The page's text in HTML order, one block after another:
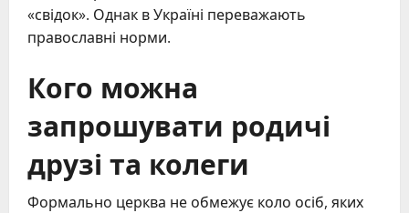
«свідок». Однак в Україні переважають
православні норми.
Кого можна
запрошувати родичі
друзі та колеги
Формально церква не обмежує коло осіб, яких